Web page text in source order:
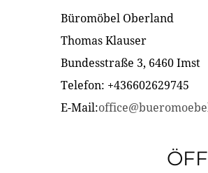
Büromöbel Oberland
Thomas Klauser
Bundesstraße 3, 6460 Imst
Telefon: +436602629745
E-Mail: